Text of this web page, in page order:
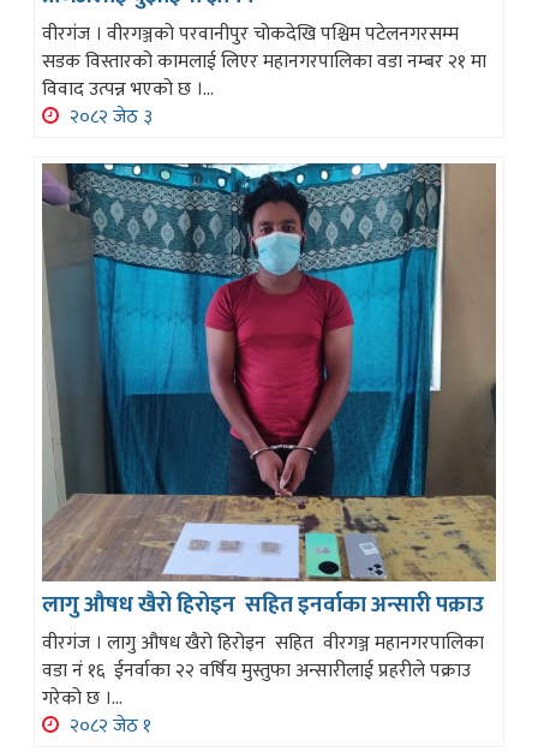
वीरगंज । वीरगञ्जको परवानीपुर चोकदेखि पश्चिम पटेलनगरसम्म
सडक विस्तारको कामलाई लिएर महानगरपालिका वडा नम्बर २१ मा
विवाद उत्पन्न भएको छ ।...
२०८२ जेठ ३
लागु औषध खैरो हिरोइन सहित इनर्वाका अन्सारी पक्राउ
वीरगंज । लागु औषध खैरो हिरोइन सहित वीरगञ्ज महानगरपालिका
वडा नं १६ ईनर्वाका २२ वर्षिय मुस्तुफा अन्सारीलाई प्रहरीले पक्राउ
गरेको छ ।...
२०८२ जेठ १